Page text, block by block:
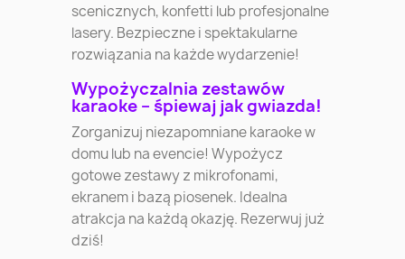
scenicznych, konfetti lub profesjonalne
lasery. Bezpieczne i spektakularne
rozwiązania na każde wydarzenie!
Wypożyczalnia zestawów
karaoke – śpiewaj jak gwiazda!
Zorganizuj niezapomniane karaoke w
domu lub na evencie! Wypożycz
gotowe zestawy z mikrofonami,
ekranem i bazą piosenek. Idealna
atrakcja na każdą okazję. Rezerwuj już
dziś!